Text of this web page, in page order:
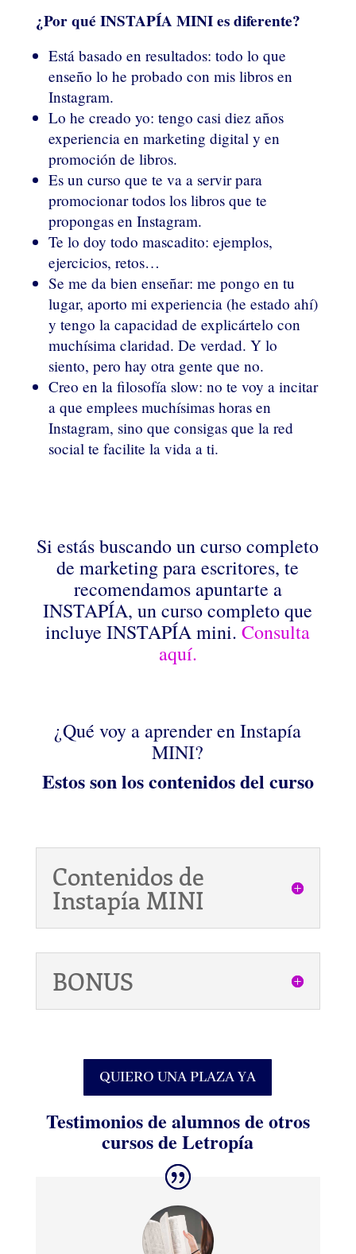
¿Por qué INSTAPÍA MINI es diferente?
Está basado en resultados: todo lo que
enseño lo he probado con mis libros en
Instagram.
Lo he creado yo: tengo casi diez años
experiencia en marketing digital y en
promoción de libros.
Es un curso que te va a servir para
promocionar todos los libros que te
propongas en Instagram.
Te lo doy todo mascadito: ejemplos,
ejercicios, retos…
Se me da bien enseñar: me pongo en tu
lugar, aporto mi experiencia (he estado ahí)
y tengo la capacidad de explicártelo con
muchísima claridad. De verdad. Y lo
siento, pero hay otra gente que no.
Creo en la filosofía slow: no te voy a incitar
a que emplees muchísimas horas en
Instagram, sino que consigas que la red
social te facilite la vida a ti.
Si estás buscando un curso completo
de marketing para escritores, te
recomendamos apuntarte a
INSTAPÍA, un curso completo que
incluye INSTAPÍA mini.Consulta
aquí.
¿Qué voy a aprender en Instapía
MINI?
Estos son los contenidos del curso
Contenidos de
Instapía MINI
BONUS
QUIERO UNA PLAZA YA
Testimonios de alumnos de otros
cursos de Letropía